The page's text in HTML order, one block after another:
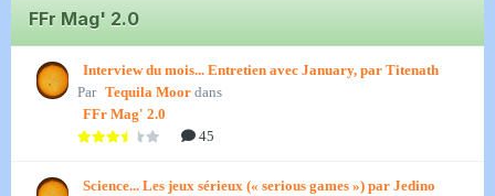
FFr Mag' 2.0
Interview du mois... Entretien avec January, par Titenath
Par Tequila Moor dans
FFr Mag' 2.0
45
Science... Les jeux sérieux (« serious games ») par Jedino